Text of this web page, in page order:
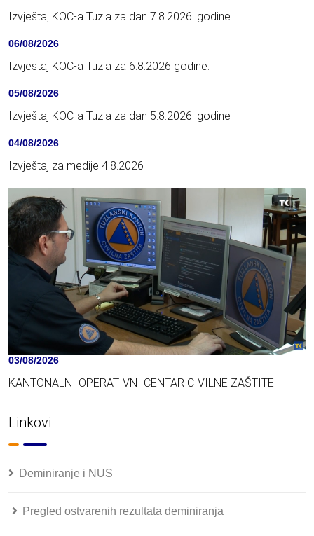
Izvještaj KOC-a Tuzla za dan 7.8.2026. godine
06/08/2026
Izvjestaj KOC-a Tuzla za 6.8.2026 godine.
05/08/2026
Izvještaj KOC-a Tuzla za dan 5.8.2026. godine
04/08/2026
Izvještaj za medije 4.8.2026
03/08/2026
KANTONALNI OPERATIVNI CENTAR CIVILNE ZAŠTITE
Linkovi
Deminiranje i NUS
Pregled ostvarenih rezultata deminiranja